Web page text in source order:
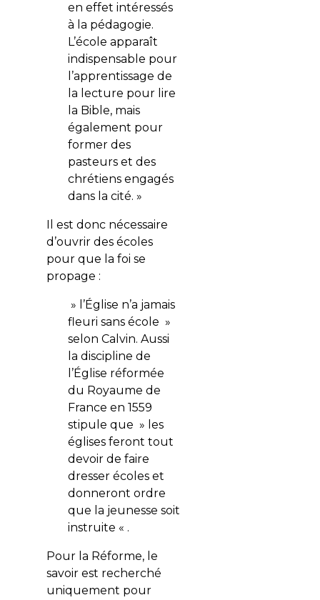
en effet intéressés
à la pédagogie.
L’école apparaît
indispensable pour
l’apprentissage de
la lecture pour lire
la Bible, mais
également pour
former des
pasteurs et des
chrétiens engagés
dans la cité. »
Il est donc nécessaire
d’ouvrir des écoles
pour que la foi se
propage :
» l’Église n’a jamais
fleuri sans école »
selon Calvin. Aussi
la discipline de
l’Église réformée
du Royaume de
France en 1559
stipule que » les
églises feront tout
devoir de faire
dresser écoles et
donneront ordre
que la jeunesse soit
instruite « .
Pour la Réforme, le
savoir est recherché
uniquement pour